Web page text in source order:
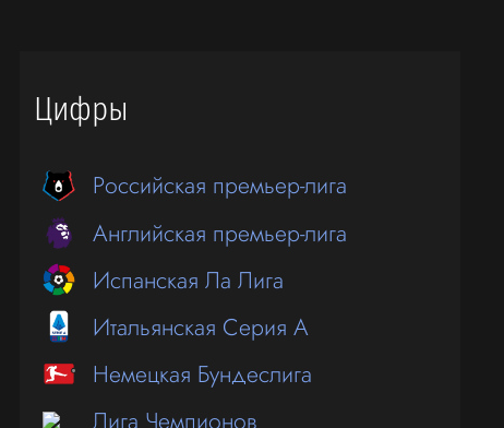
Цифры
Российская премьер-лига
Английская премьер-лига
Испанская Ла Лига
Итальянская Серия А
Немецкая Бундеслига
Лига Чемпионов